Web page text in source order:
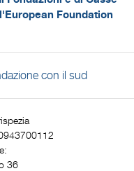
Foundation
36